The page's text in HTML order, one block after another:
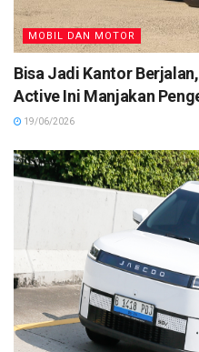
MOBIL DAN MOTOR
Bisa Jadi Kantor
Active Ini Manjakan
19/06/2026